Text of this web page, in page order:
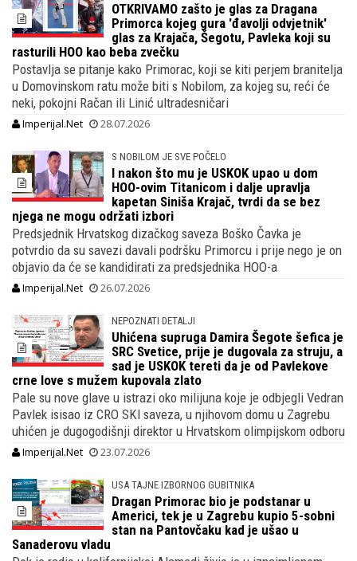
OTKRIVAMO zašto je glas za Dragana
Primorca kojeg gura 'đavolji odvjetnik'
glas za Krajača, Šegotu, Pavleka koji su
rasturili HOO kao beba zvečku
Postavlja se pitanje kako Primorac, koji se kiti perjem branitelja
u Domovinskom ratu može biti s Nobilom, za kojeg su, reći će
neki, pokojni Račan ili Linić ultradesničari
Imperijal.Net 28.07.2026
S NOBILOM JE SVE POČELO
I nakon što mu je USKOK upao u dom
HOO-ovim Titanicom i dalje upravlja
kapetan Siniša Krajač, tvrdi da se bez
njega ne mogu održati izbori
Predsjednik Hrvatskog dizačkog saveza Boško Čavka je
potvrdio da su savezi davali podršku Primorcu i prije nego je on
objavio da će se kandidirati za predsjednika HOO-a
Imperijal.Net 26.07.2026
NEPOZNATI DETALJI
Uhićena supruga Damira Šegote šefica je
SRC Svetice, prije je dugovala za struju, a
sad je USKOK tereti da je od Pavlekove
crne love s mužem kupovala zlato
Pale su nove glave u istrazi oko milijuna koje je odbjegli Vedran
Pavlek isisao iz CRO SKI saveza, u njihovom domu u Zagrebu
uhićen je dugogodišnji direktor u Hrvatskom olimpijskom odboru
Imperijal.Net 23.07.2026
USA TAJNE IZBORNOG GUBITNIKA
Dragan Primorac bio je podstanar u
Americi, tek je u Zagrebu kupio 5-sobni
stan na Pantovčaku kad je ušao u
Sanaderovu vladu